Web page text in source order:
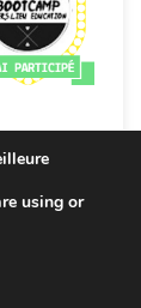
using or